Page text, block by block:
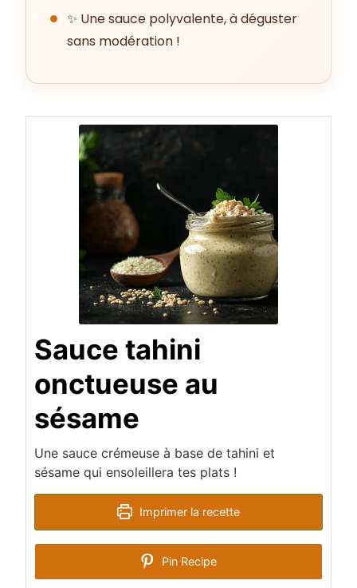
✨ Une sauce polyvalente, à déguster
sans modération !
Sauce tahini
onctueuse au
sésame
Une sauce crémeuse à base de tahini et
sésame qui ensoleillera tes plats !
Imprimer la recette
Pin Recipe